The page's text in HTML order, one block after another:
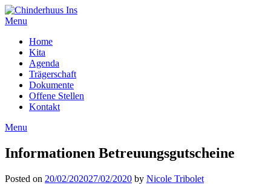
Menu
Home
Kita
Agenda
Trägerschaft
Dokumente
Offene Stellen
Kontakt
Menu
Informationen Betreuungsgutscheine
Posted on 20/02/202027/02/2020 by Nicole Tribolet